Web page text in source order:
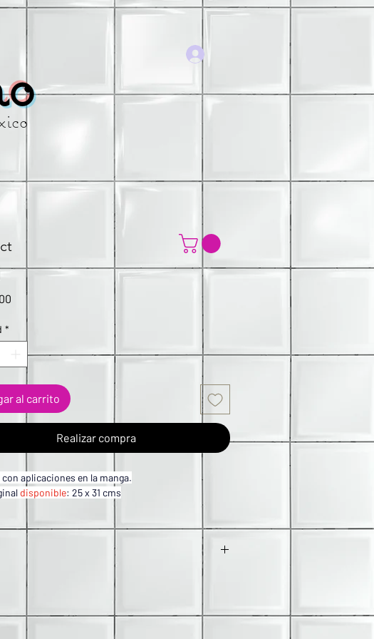
Precio
*
al carrito
Realizar compra
con aplicaciones en la manga.
disponible: 25 x 31 cms
"Réplica" incluyen: Obra impresa de alta calidad
y firma original del artista.
incluido en el precio de $950 dentro de la república
no incluye marco.
en la obra original, o en una réplica más